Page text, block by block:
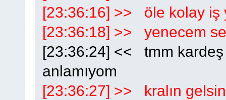
[23:36:16] >> öle kolay iş
[23:36:18] >> yenecem
[23:36:24] << tmm kardeş
anlamıyom
[23:36:27] >> kralın